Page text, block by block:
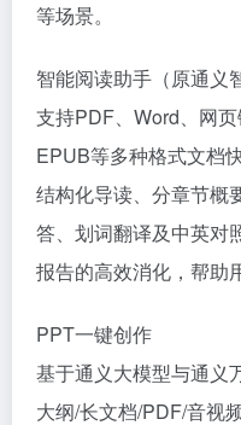
等场景。
智能阅读助手（原通义
支持PDF、Word、网页
EPUB等多种格式文档
结构化导读、分章节概
答、划词翻译及中英对
报告的高效消化，帮助
PPT一键创作
基于通义大模型与通义
大纲/长文档/PDF/音视